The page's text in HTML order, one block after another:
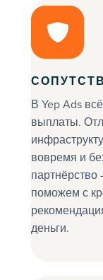
В Yep Ads
выплаты.
вовремя и
поможем с
деньги.